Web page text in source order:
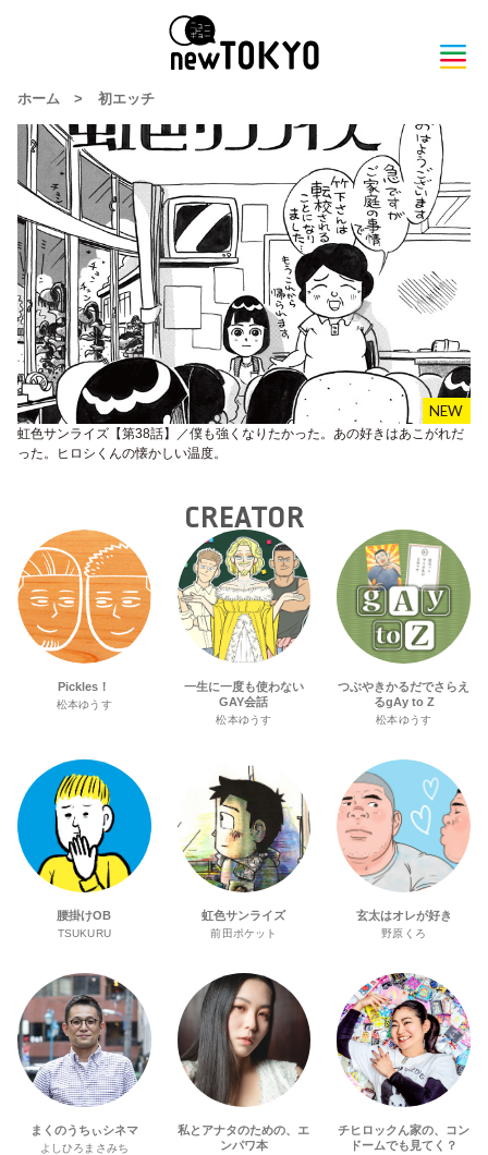
ホーム > 初エッチ
虹色サンライズ【第38話】／僕も強くなりたかった。あの好きはあこがれだ
った。ヒロシくんの懐かしい温度。
CREATOR
Pickles！
松本ゆうす
一生に一度も使わない
GAY会話
松本ゆうす
つぶやきかるだでさらえ
るgAy to Z
松本ゆうす
腰掛けOB
TSUKURU
虹色サンライズ
前田ポケット
玄太はオレが好き
野原くろ
まくのうちぃシネマ
よしひろまさみち
私とアナタのための、エ
ンパワ本
チヒロックん家の、コン
ドームでも見てく？